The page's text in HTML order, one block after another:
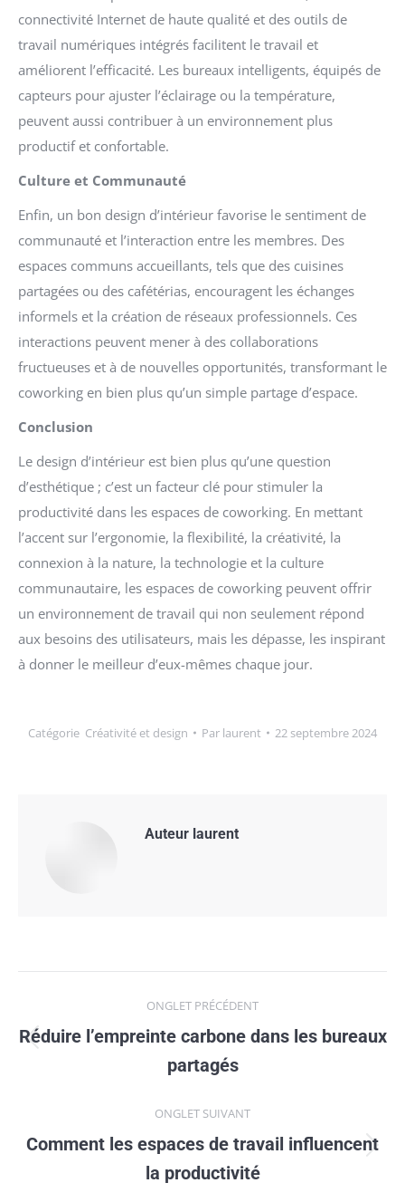
connectivité Internet de haute qualité et des outils de
travail numériques intégrés facilitent le travail et
améliorent l’efficacité. Les bureaux intelligents, équipés de
capteurs pour ajuster l’éclairage ou la température,
peuvent aussi contribuer à un environnement plus
productif et confortable.
Culture et Communauté
Enfin, un bon design d’intérieur favorise le sentiment de
communauté et l’interaction entre les membres. Des
espaces communs accueillants, tels que des cuisines
partagées ou des cafétérias, encouragent les échanges
informels et la création de réseaux professionnels. Ces
interactions peuvent mener à des collaborations
fructueuses et à de nouvelles opportunités, transformant le
coworking en bien plus qu’un simple partage d’espace.
Conclusion
Le design d’intérieur est bien plus qu’une question
d’esthétique ; c’est un facteur clé pour stimuler la
productivité dans les espaces de coworking. En mettant
l’accent sur l’ergonomie, la flexibilité, la créativité, la
connexion à la nature, la technologie et la culture
communautaire, les espaces de coworking peuvent offrir
un environnement de travail qui non seulement répond
aux besoins des utilisateurs, mais les dépasse, les inspirant
à donner le meilleur d’eux-mêmes chaque jour.
Catégorie Créativité et design Par laurent 22 septembre 2024
Auteur laurent
de
commentaire
ONGLET PRÉCÉDENT
Onglet
précédent
Réduire lʼempreinte carbone dans les bureaux
partagés
ONGLET SUIVANT
Onglet
suivant
Comment les espaces de travail influencent
la productivité